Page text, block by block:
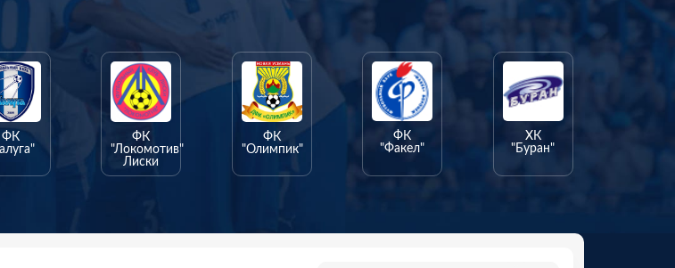
ФК
ФК
"Локомотив"
Лиски
ФК
"Олимпик"
ФК
"Факел"
ХК
"Буран"